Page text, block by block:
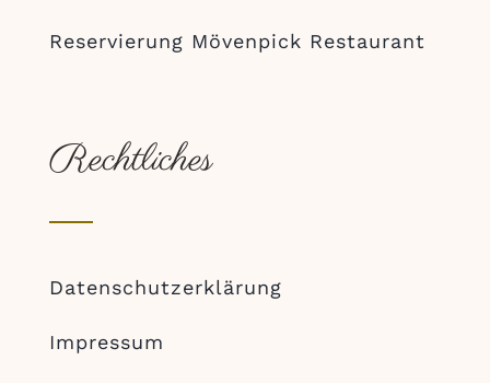
Reservierung Mövenpick Restaurant
Rechtliches
Datenschutzerklärung
Impressum